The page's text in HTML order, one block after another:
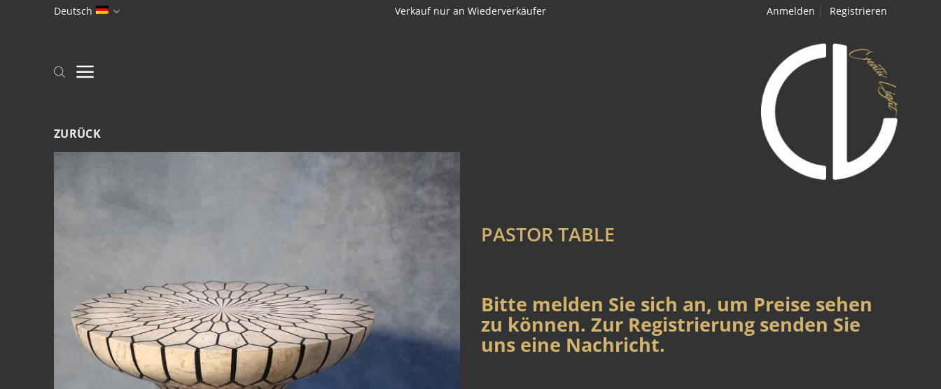
Deutsch Verkauf nur an Wiederverkäufer Anmelden Registrieren
ZURÜCK
PASTOR TABLE
Bitte melden Sie sich an, um Preise sehen
zu können. Zur Registrierung senden Sie
uns eine Nachricht.